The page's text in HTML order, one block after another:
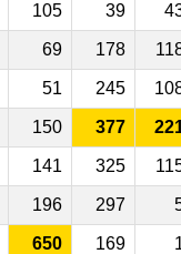
105 39
69 178
51 245
150 377
141 325
196 297
650 169